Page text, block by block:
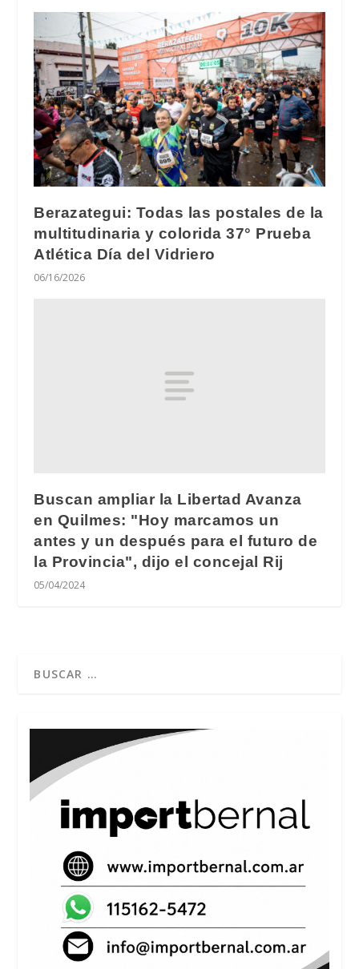
Berazategui: Todas las postales de la
multitudinaria y colorida 37° Prueba
Atlética Día del Vidriero
06/16/2026
Buscan ampliar la Libertad Avanza
en Quilmes: "Hoy marcamos un
antes y un después para el futuro de
la Provincia", dijo el concejal Rij
05/04/2024